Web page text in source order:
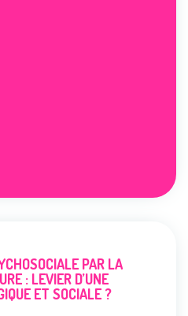
PAR LA
: LEVIER D’UNE
ET SOCIALE ?